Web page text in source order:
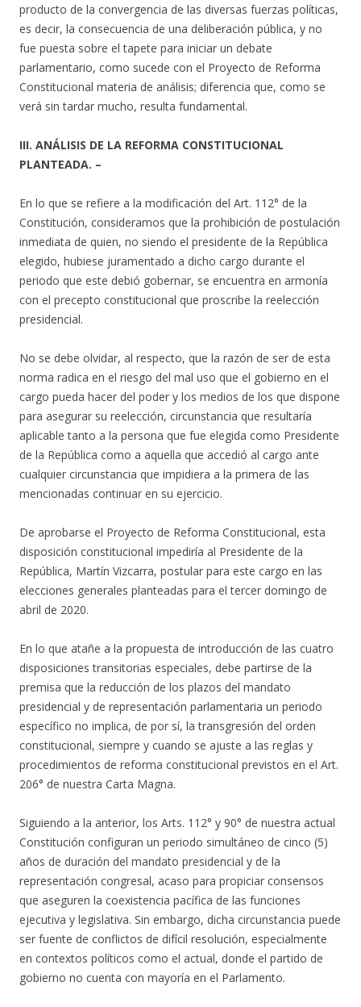
producto de la convergencia de las diversas fuerzas políticas,
es decir, la consecuencia de una deliberación pública, y no
fue puesta sobre el tapete para iniciar un debate
parlamentario, como sucede con el Proyecto de Reforma
Constitucional materia de análisis; diferencia que, como se
verá sin tardar mucho, resulta fundamental.
III. ANÁLISIS DE LA REFORMA CONSTITUCIONAL
PLANTEADA. –
En lo que se refiere a la modificación del Art. 112° de la
Constitución, consideramos que la prohibición de postulación
inmediata de quien, no siendo el presidente de la República
elegido, hubiese juramentado a dicho cargo durante el
periodo que este debió gobernar, se encuentra en armonía
con el precepto constitucional que proscribe la reelección
presidencial.
No se debe olvidar, al respecto, que la razón de ser de esta
norma radica en el riesgo del mal uso que el gobierno en el
cargo pueda hacer del poder y los medios de los que dispone
para asegurar su reelección, circunstancia que resultaría
aplicable tanto a la persona que fue elegida como Presidente
de la República como a aquella que accedió al cargo ante
cualquier circunstancia que impidiera a la primera de las
mencionadas continuar en su ejercicio.
De aprobarse el Proyecto de Reforma Constitucional, esta
disposición constitucional impediría al Presidente de la
República, Martín Vizcarra, postular para este cargo en las
elecciones generales planteadas para el tercer domingo de
abril de 2020.
En lo que atañe a la propuesta de introducción de las cuatro
disposiciones transitorias especiales, debe partirse de la
premisa que la reducción de los plazos del mandato
presidencial y de representación parlamentaria un periodo
específico no implica, de por sí, la transgresión del orden
constitucional, siempre y cuando se ajuste a las reglas y
procedimientos de reforma constitucional previstos en el Art.
206° de nuestra Carta Magna.
Siguiendo a la anterior, los Arts. 112° y 90° de nuestra actual
Constitución configuran un periodo simultáneo de cinco (5)
años de duración del mandato presidencial y de la
representación congresal, acaso para propiciar consensos
que aseguren la coexistencia pacífica de las funciones
ejecutiva y legislativa. Sin embargo, dicha circunstancia puede
ser fuente de conflictos de difícil resolución, especialmente
en contextos políticos como el actual, donde el partido de
gobierno no cuenta con mayoría en el Parlamento.